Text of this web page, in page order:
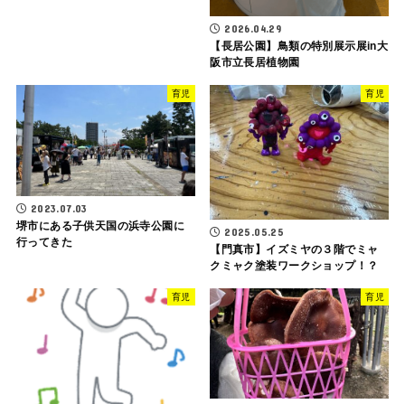
2026.04.29
【長居公園】鳥類の特別展示展in大
阪市立長居植物園
育児
2023.07.03
堺市にある子供天国の浜寺公園に
行ってきた
育児
2025.05.25
【門真市】イズミヤの３階でミャ
クミャク塗装ワークショップ！？
育児 育児